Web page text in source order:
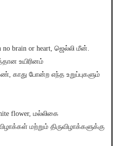
no brain or heart, ஜெல்லி மீன்.
உயிரினம்
காது போன்ற எந்த உறுப்புகளும்
flower, மல்லிகை
மற்றும் திருவிழாக்களுக்கு